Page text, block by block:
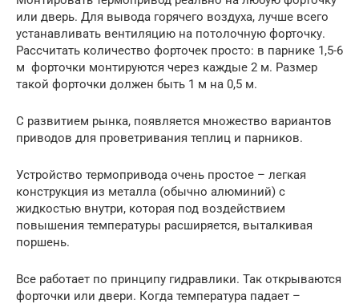
или дверь. Для вывода горячего воздуха, лучше всего
устанавливать вентиляцию на потолочную форточку.
Рассчитать количество форточек просто: в парнике 1,5-6
м форточки монтируются через каждые 2 м. Размер
такой форточки должен быть 1 м на 0,5 м.
С развитием рынка, появляется множество вариантов
приводов для проветривания теплиц и парников.
Устройство термопривода очень простое – легкая
конструкция из металла (обычно алюминий) с
жидкостью внутри, которая под воздействием
повышения температуры расширяется, выталкивая
поршень.
Все работает по принципу гидравлики. Так открываются
форточки или двери. Когда температура падает –